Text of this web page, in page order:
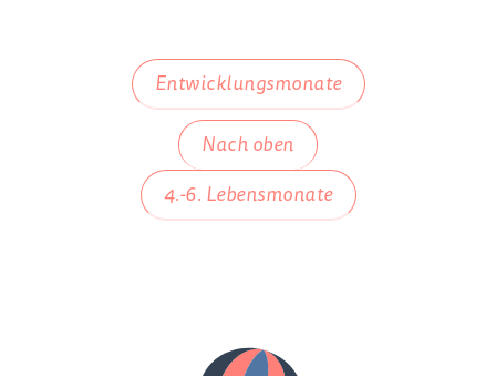
Entwicklungsmonate
Nach oben
4.-6. Lebensmonate